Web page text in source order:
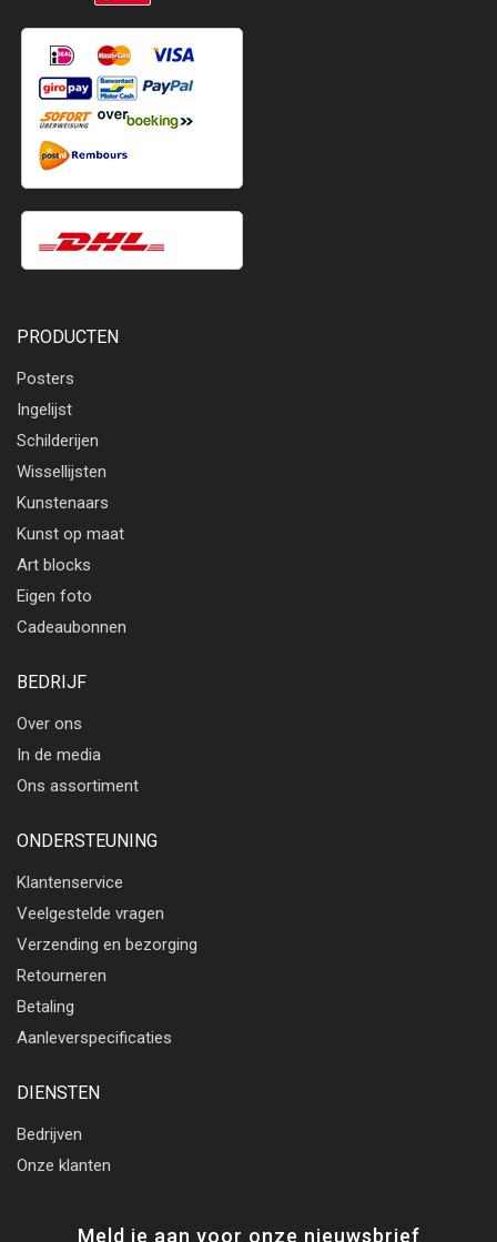
PRODUCTEN
Posters
Ingelijst
Schilderijen
Wissellijsten
Kunstenaars
Kunst op maat
Art blocks
Eigen foto
Cadeaubonnen
BEDRIJF
Over ons
In de media
Ons assortiment
ONDERSTEUNING
Klantenservice
Veelgestelde vragen
Verzending en bezorging
Retourneren
Betaling
Aanleverspecificaties
DIENSTEN
Bedrijven
Onze klanten
Meld je aan voor onze nieuwsbrief